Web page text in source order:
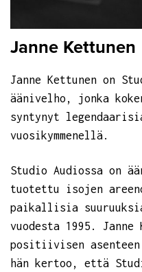
Janne Kettunen
Janne Kettunen on
äänivelho, jonka
syntynyt
vuosikymmenellä.
Studio Audiossa on
tuotettu isojen
paikallisia
vuodesta 1995. Janne
positiivisen asenteen
hän kertoo, että